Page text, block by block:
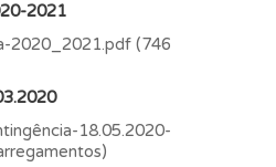
2021
2020_2021.pdf (746
18.05.2020-